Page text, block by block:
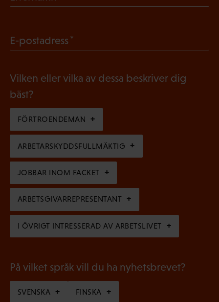
a
o
s
k
t
)
l
g
t
o
r
i
s
k
t
)
E-postadress
g
a
t
o
r
i
s
k
)
Vilken eller vilka av dessa beskriver dig
bäst?
FÖRTROENDEMAN
ARBETARSKYDDSFULLMÄKTIG
JOBBAR INOM FACKET
ARBETSGIVARREPRESENTANT
I ÖVRIGT INTRESSERAD AV ARBETSLIVET
På vilket språk vill du ha nyhetsbrevet?
SVENSKA FINSKA